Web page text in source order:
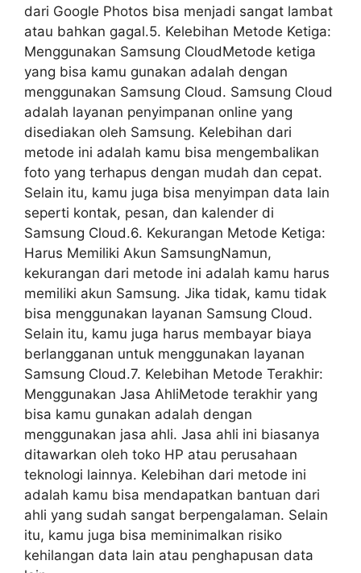
dari Google Photos bisa menjadi sangat lambat
atau bahkan gagal.5. Kelebihan Metode Ketiga:
Menggunakan Samsung CloudMetode ketiga
yang bisa kamu gunakan adalah dengan
menggunakan Samsung Cloud. Samsung Cloud
adalah layanan penyimpanan online yang
disediakan oleh Samsung. Kelebihan dari
metode ini adalah kamu bisa mengembalikan
foto yang terhapus dengan mudah dan cepat.
Selain itu, kamu juga bisa menyimpan data lain
seperti kontak, pesan, dan kalender di
Samsung Cloud.6. Kekurangan Metode Ketiga:
Harus Memiliki Akun SamsungNamun,
kekurangan dari metode ini adalah kamu harus
memiliki akun Samsung. Jika tidak, kamu tidak
bisa menggunakan layanan Samsung Cloud.
Selain itu, kamu juga harus membayar biaya
berlangganan untuk menggunakan layanan
Samsung Cloud.7. Kelebihan Metode Terakhir:
Menggunakan Jasa AhliMetode terakhir yang
bisa kamu gunakan adalah dengan
menggunakan jasa ahli. Jasa ahli ini biasanya
ditawarkan oleh toko HP atau perusahaan
teknologi lainnya. Kelebihan dari metode ini
adalah kamu bisa mendapatkan bantuan dari
ahli yang sudah sangat berpengalaman. Selain
itu, kamu juga bisa meminimalkan risiko
kehilangan data lain atau penghapusan data